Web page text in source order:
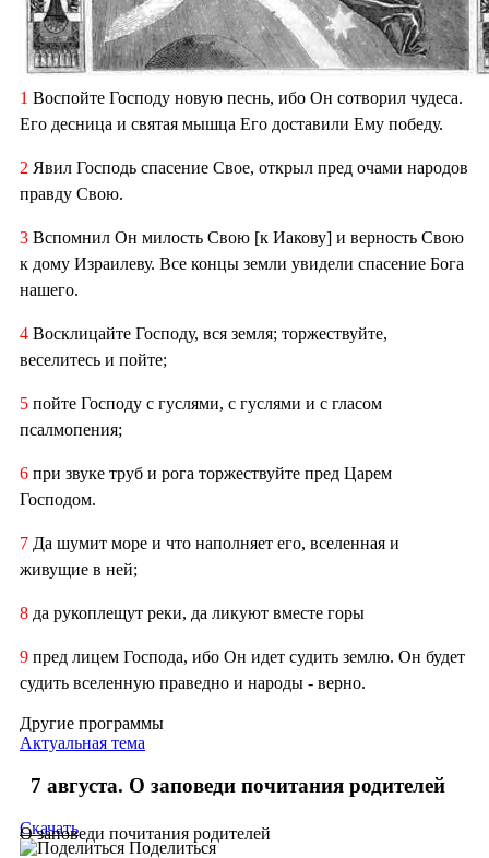
1 Воспойте Господу новую песнь, ибо Он сотворил чудеса.
Его десница и святая мышца Его доставили Ему победу.
2 Явил Господь спасение Свое, открыл пред очами народов
правду Свою.
3 Вспомнил Он милость Свою [к Иакову] и верность Свою
к дому Израилеву. Все концы земли увидели спасение Бога
нашего.
4 Восклицайте Господу, вся земля; торжествуйте,
веселитесь и пойте;
5 пойте Господу с гуслями, с гуслями и с гласом
псалмопения;
6 при звуке труб и рога торжествуйте пред Царем
Господом.
7 Да шумит море и что наполняет его, вселенная и
живущие в ней;
8 да рукоплещут реки, да ликуют вместе горы
9 пред лицем Господа, ибо Он идет судить землю. Он будет
судить вселенную праведно и народы - верно.
Другие программы
Актуальная тема
7 августа. О заповеди почитания родителей
О заповеди почитания родителей
Скачать
Поделиться